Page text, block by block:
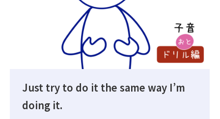
Just try to do it the same way I’m
doing it.